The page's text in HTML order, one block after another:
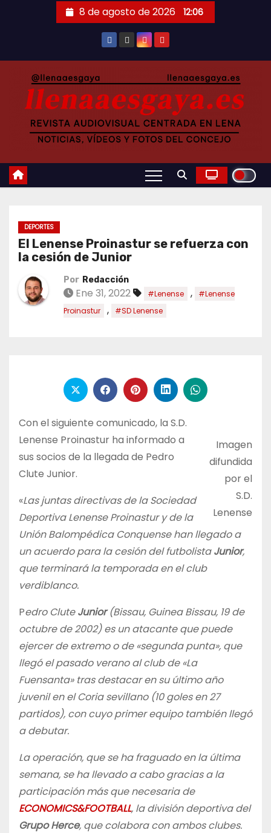
8 de agosto de 2026 12:06
DEPORTES
El Lenense Proinastur se refuerza con
la cesión de Junior
Por Redacción
Ene 31, 2022 #Lenense ,
#Lenense
Proinastur
, #SD Lenense
Imagen
difundida
por el
S.D.
Lenense
Con el siguiente comunicado, la S.D.
Lenense Proinastur ha informado a
sus socios de la llegada de Pedro
Clute Junior.
«Las juntas directivas de la Sociedad
Deportiva Lenense Proinastur y de la
Unión Balompédica Conquense han llegado a
un acuerdo para la cesión del futbolistaJunior,
que terminará la temporada en el club
verdiblanco.
Pedro CluteJunior(Bissau, Guinea Bissau, 19 de
octubre de 2002) es un atacante que puede
ejercer de extremo o de «segunda punta», que
llegó el pasado verano al club de «La
Fuensanta» tras destacar en su último año
juvenil en el Coria sevillano (10 goles en 27
partidos), con cuyo primer equipo también llegó
a debutar.
La operación, que se ha fraguado en la última
semana, se ha llevado a cabo gracias a la
participación más que necesaria de
ECONOMICS&FOOTBALL, la división deportiva del
Grupo Herce, que colabora con ambos clubes.